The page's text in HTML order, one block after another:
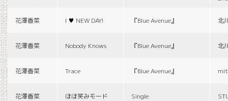
花澤香菜 I ♥ NEW DAY! 『Blue Avenue』 北
花澤香菜 Nobody Knows 『Blue Avenue』 北
花澤香菜 Trace 『Blue Avenue』
花澤香菜 ほほ笑みモード Single